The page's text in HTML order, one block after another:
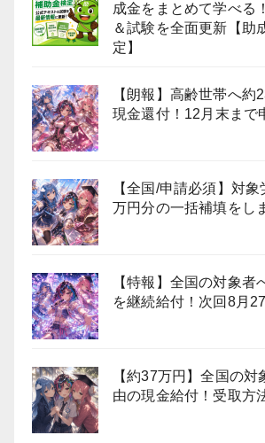
成金をまとめて学べる
＆試験を全面更新【助
定】
【朗報】高齢世帯へ約
現金還付！12月末まで
【全国/申請必須】対
万円分の一括補填をし
【特報】全国の対象者
を継続給付！次回8月
【約37万円】全国の対
由の現金給付！受取方